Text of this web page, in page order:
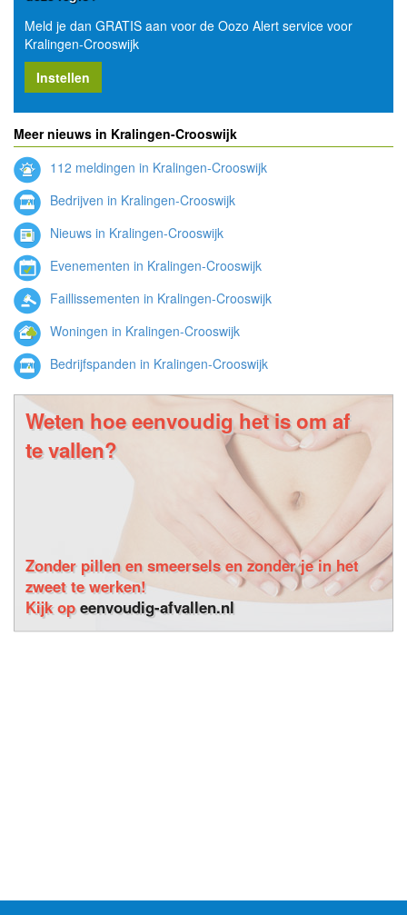
Meld je dan GRATIS aan voor de Oozo Alert service voor
Kralingen-Crooswijk
Instellen
Meer nieuws in Kralingen-Crooswijk
112 meldingen in Kralingen-Crooswijk
Bedrijven in Kralingen-Crooswijk
Nieuws in Kralingen-Crooswijk
Evenementen in Kralingen-Crooswijk
Faillissementen in Kralingen-Crooswijk
Woningen in Kralingen-Crooswijk
Bedrijfspanden in Kralingen-Crooswijk
Weten hoe eenvoudig het is om af
te vallen?
Zonder pillen en smeersels en zonder je in het
zweet te werken!
Kijk opeenvoudig-afvallen.nl